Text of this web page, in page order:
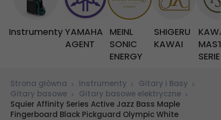
Instrumenty YAMAHA
AGENT
MEINL
SONIC
ENERGY
SHIGERU
KAWAI
Strona główna Instrumenty
Gitary i Basy
Gitary basowe
Gitary basowe elektryczne
Squier Affinity Series Active Jazz Bass Maple
Fingerboard Black Pickguard Olympic White